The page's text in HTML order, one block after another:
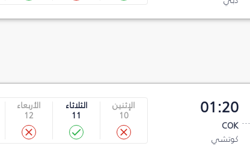
01:20
COK
كوتشي
الإثنين
10
الثلاثاء
11
الأربعاء
12